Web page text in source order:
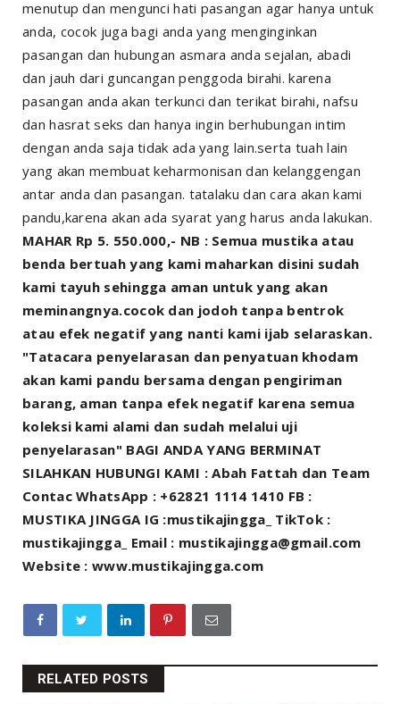
menutup dan mengunci hati pasangan agar hanya untuk
anda, cocok juga bagi anda yang menginginkan
pasangan dan hubungan asmara anda sejalan, abadi
dan jauh dari guncangan penggoda birahi. karena
pasangan anda akan terkunci dan terikat birahi, nafsu
dan hasrat seks dan hanya ingin berhubungan intim
dengan anda saja tidak ada yang lain.serta tuah lain
yang akan membuat keharmonisan dan kelanggengan
antar anda dan pasangan. tatalaku dan cara akan kami
pandu,karena akan ada syarat yang harus anda lakukan.
MAHAR Rp 5. 550.000,- NB : Semua mustika atau
benda bertuah yang kami maharkan disini sudah
kami tayuh sehingga aman untuk yang akan
meminangnya.cocok dan jodoh tanpa bentrok
atau efek negatif yang nanti kami ijab selaraskan.
"Tatacara penyelarasan dan penyatuan khodam
akan kami pandu bersama dengan pengiriman
barang, aman tanpa efek negatif karena semua
koleksi kami alami dan sudah melalui uji
penyelarasan" BAGI ANDA YANG BERMINAT
SILAHKAN HUBUNGI KAMI : Abah Fattah dan Team
Contac WhatsApp : +62821 1114 1410 FB :
MUSTIKA JINGGA IG :mustikajingga_ TikTok :
mustikajingga_ Email : mustikajingga@gmail.com
Website : www.mustikajingga.com
RELATED POSTS